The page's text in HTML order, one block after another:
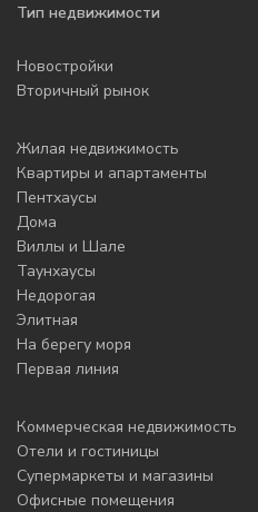
Тип недвижимости
Новостройки
Вторичный рынок
Жилая недвижимость
Квартиры и апартаменты
Пентхаусы
Дома
Виллы и Шале
Таунхаусы
Недорогая
Элитная
На берегу моря
Первая линия
Коммерческая недвижимость
Отели и гостиницы
Супермаркеты и магазины
Офисные помещения